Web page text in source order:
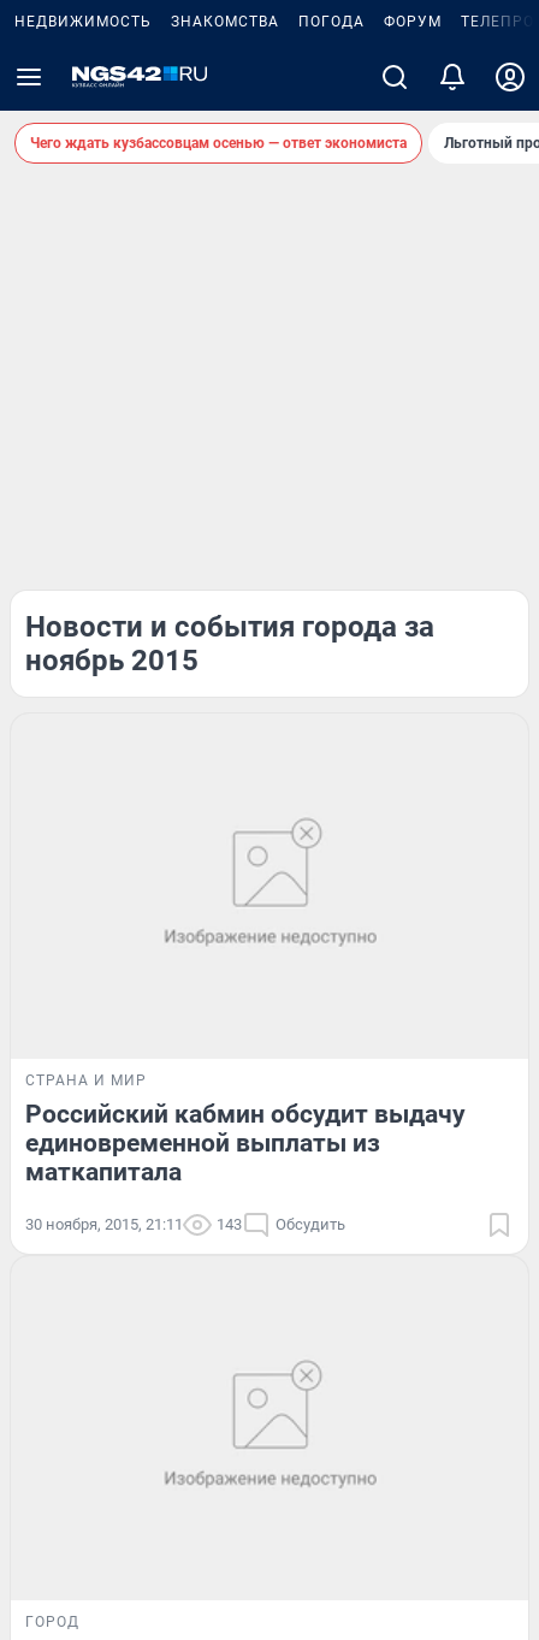
НЕДВИЖИМОСТЬ ЗНАКОМСТВА ПОГОДА ФОРУМ
Чего ждать кузбассовцам осенью — ответ экономиста Льготный
Новости и события города за
ноябрь 2015
СТРАНА И МИР
Российский кабмин обсудит выдачу
единовременной выплаты из
маткапитала
30 ноября, 2015, 21:11 143 Обсудить
ГОРОД